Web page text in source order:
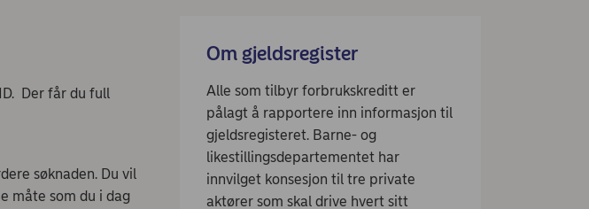
Der får du full
søknaden. Du vil
måte som du i dag
Om gjeldsregister
Alle som tilbyr forbrukskreditt er
pålagt å rapportere inn informasjon til
gjeldsregisteret. Barne- og
likestillingsdepartementet har
innvilget konsesjon til tre private
aktører som skal drive hvert sitt